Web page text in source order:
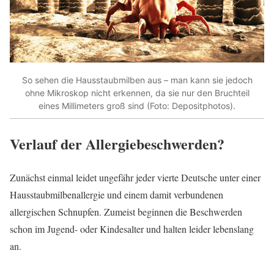
So sehen die Hausstaubmilben aus – man kann sie jedoch
ohne Mikroskop nicht erkennen, da sie nur den Bruchteil
eines Millimeters groß sind (Foto: Depositphotos).
Verlauf der Allergiebeschwerden?
Zunächst einmal leidet ungefähr jeder vierte Deutsche unter einer
Hausstaubmilbenallergie und einem damit verbundenen
allergischen Schnupfen. Zumeist beginnen die Beschwerden
schon im Jugend- oder Kindesalter und halten leider lebenslang
an.